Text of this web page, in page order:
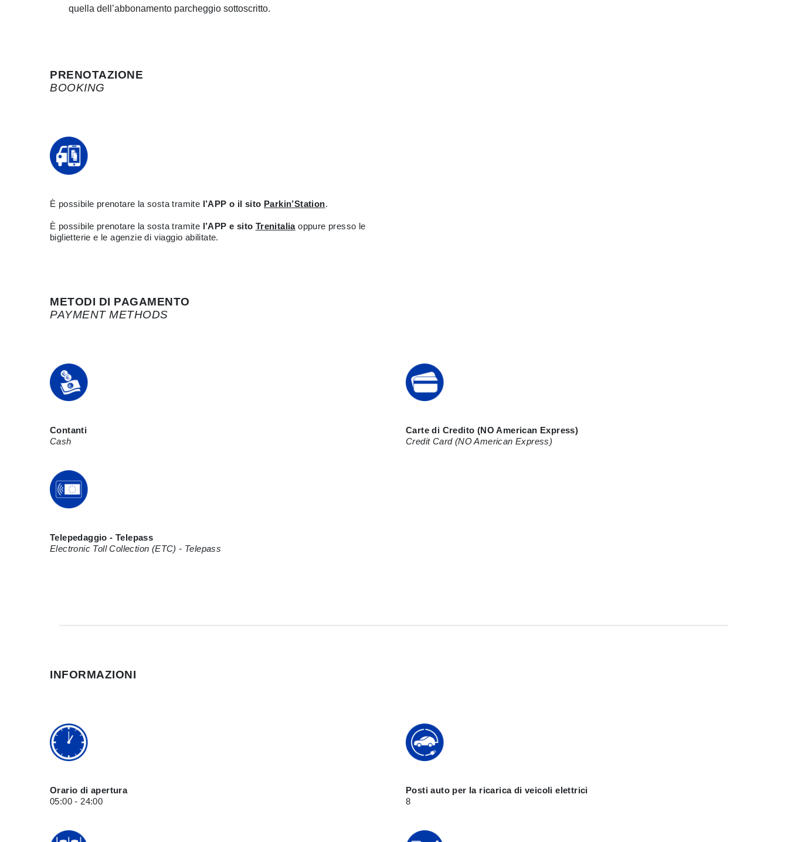
quella dell’abbonamento parcheggio sottoscritto.
PRENOTAZIONE
BOOKING
È possibile prenotare la sosta tramite l’APP o il sito Parkin’Station.
È possibile prenotare la sosta tramite l’APP e sito Trenitaliaoppure presso le
biglietterie e le agenzie di viaggio abilitate.
METODI DI PAGAMENTO
PAYMENT METHODS
Contanti
Cash
Telepedaggio - Telepass
Electronic Toll Collection (ETC) - Telepass
Carte di Credito (NO American Express)
Credit Card (NO American Express)
INFORMAZIONI
Orario di apertura
05:00 - 24:00
Posti auto per la ricarica di veicoli elettrici
8